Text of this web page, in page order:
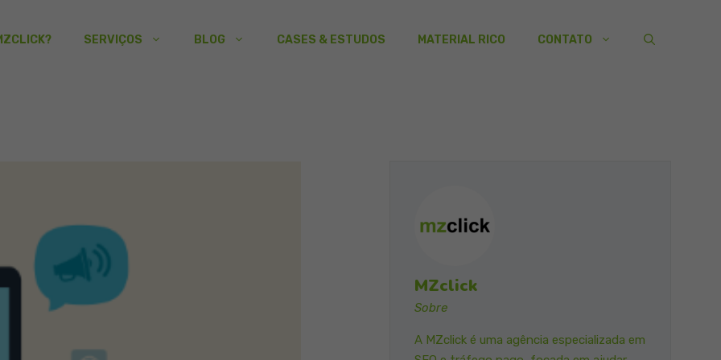
SERVIÇOS BLOG CASES & ESTUDOS MATERIAL RICO CONTATO
MZclick
Sobre
A MZclick é uma agência especializada em